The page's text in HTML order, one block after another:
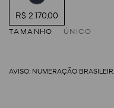
R$ 2.170,00
TAMANHO ÚNICO